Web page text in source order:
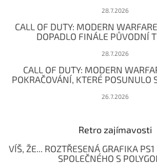
28.7.2026
CALL OF DUTY: MODERN
DOPADLO FINÁLE PŮVODNÍ
28.7.2026
CALL OF DUTY: MODERN
POKRAČOVÁNÍ, KTERÉ POSUNULO
26.7.2026
Retro zajímavosti
VÍŠ, ŽE... ROZTŘESENÁ GRAFIKA
SPOLEČNÉHO S